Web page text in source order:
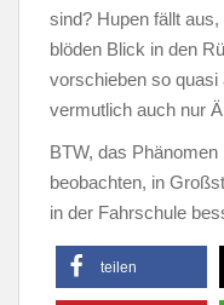
sind? Hupen fällt
blöden Blick in den
vorschieben so quasi
vermutlich auch nur
BTW, das
beobachten, in
in der Fahrschule
teilen